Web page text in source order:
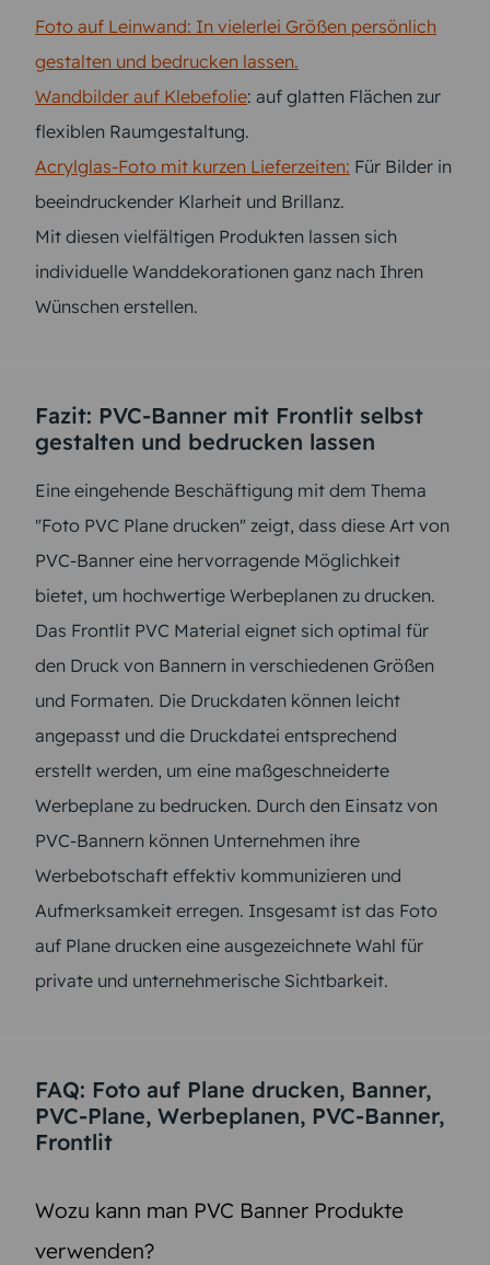
Foto auf Leinwand: In vielerlei Größen persönlich
gestalten und bedrucken lassen.
Wandbilder auf Klebefolie: auf glatten Flächen zur
flexiblen Raumgestaltung.
Acrylglas-Foto mit kurzen Lieferzeiten: Für Bilder in
beeindruckender Klarheit und Brillanz.
Mit diesen vielfältigen Produkten lassen sich
individuelle Wanddekorationen ganz nach Ihren
Wünschen erstellen.
Fazit: PVC-Banner mit Frontlit selbst
gestalten und bedrucken lassen
Eine eingehende Beschäftigung mit dem Thema
"Foto PVC Plane drucken" zeigt, dass diese Art von
PVC-Banner eine hervorragende Möglichkeit
bietet, um hochwertige Werbeplanen zu drucken.
Das Frontlit PVC Material eignet sich optimal für
den Druck von Bannern in verschiedenen Größen
und Formaten. Die Druckdaten können leicht
angepasst und die Druckdatei entsprechend
erstellt werden, um eine maßgeschneiderte
Werbeplane zu bedrucken. Durch den Einsatz von
PVC-Bannern können Unternehmen ihre
Werbebotschaft effektiv kommunizieren und
Aufmerksamkeit erregen. Insgesamt ist das Foto
auf Plane drucken eine ausgezeichnete Wahl für
private und unternehmerische Sichtbarkeit.
FAQ: Foto auf Plane drucken, Banner,
PVC-Plane, Werbeplanen, PVC-Banner,
Frontlit
Wozu kann man PVC Banner Produkte
verwenden?